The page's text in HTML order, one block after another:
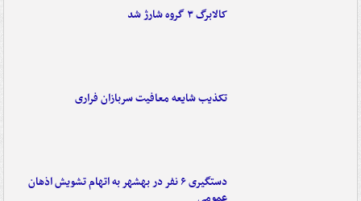
کالابرگ ۳ گروه شارژ شد
تکذیب شایعه معافیت سربازان فراری
دستگیری ۶ نفر در بهشهر به اتهام تشویش اذهان